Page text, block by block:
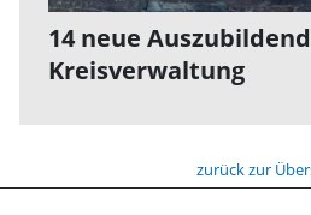
14 neue
Kreisverwaltung
zurück zur